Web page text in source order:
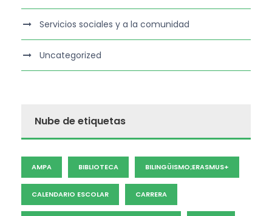
Servicios sociales y a la comunidad
Uncategorized
Nube de etiquetas
AMPA BIBLIOTECA BILINGÜISMO;ERASMUS+
CALENDARIO ESCOLAR CARRERA